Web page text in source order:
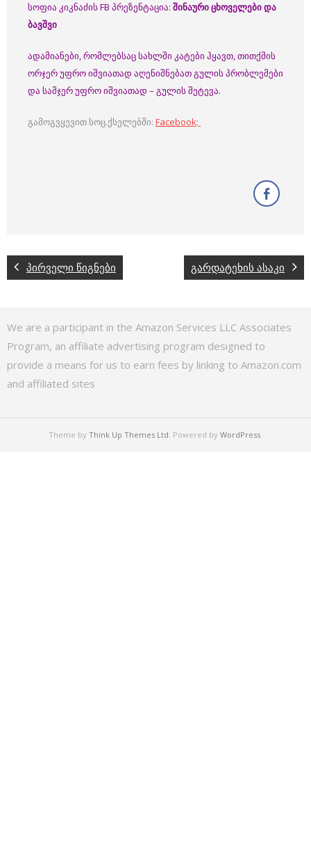
სოფია კიკნაძის FB პრეზენტაცია: შინაური ცხოველები და
ბავშვი
ადამიანები, რომლებსაც სახლში კატები ჰყავთ, თითქმის
ორჯერ უფრო იშვიათად აღენიშნებათ გულის პრობლემები
და სამჯერ უფრო იშვიათად – გულის შეტევა.
გამოგვყევით სოც.ქსელებში: Facebook;
პირველი წიგნები გარდატეხის ასაკი
We are a participant in the Amazon Services LLC Associates
Program, an affiliate advertising program designed to
provide a means for us to earn fees by linking to Amazon.com
and affiliated sites
Theme by Think Up Themes Ltd. Powered by WordPress.